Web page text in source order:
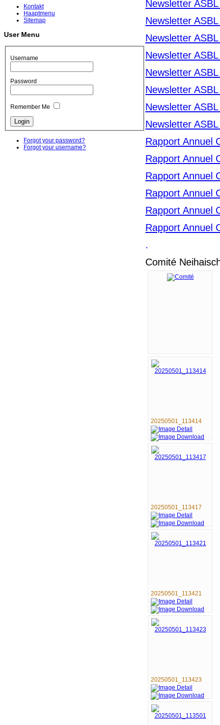
Kontakt
Haaptmenu
Sitemap
User Menu
Username
Password
Remember Me
Forgot your password?
Forgot your username?
Newsletter
Newsletter
Newsletter
Newsletter
Newsletter
Newsletter
Newsletter
Newsletter
Rapport Annuel
Rapport Annuel
Rapport Annuel
Rapport Annuel
Rapport Annuel
Rapport Annuel
.
Comité
20250501_113414
20250501_113417
20250501_113421
20250501_113423